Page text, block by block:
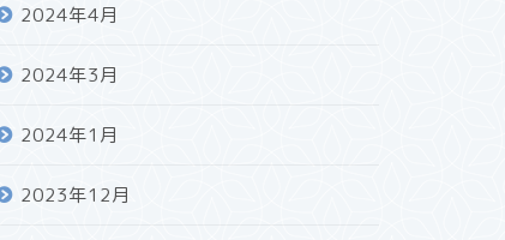
2024年4月
2024年3月
2024年1月
2023年12月